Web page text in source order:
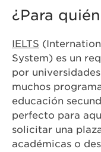
¿Para
IELTS
System) es un
por
muchos
educación
perfecto para
solicitar una
académicas o